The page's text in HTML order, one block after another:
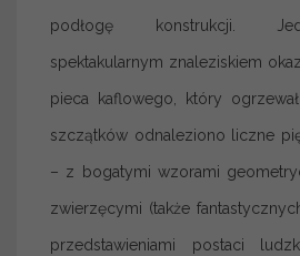
podłogę konstrukcji.
spektakularnym znaleziskiem
pieca kaflowego, który
szczątków odnaleziono liczne
– z bogatymi wzorami
zwierzęcymi (także
przedstawieniami postaci